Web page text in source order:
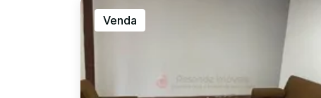
Venda